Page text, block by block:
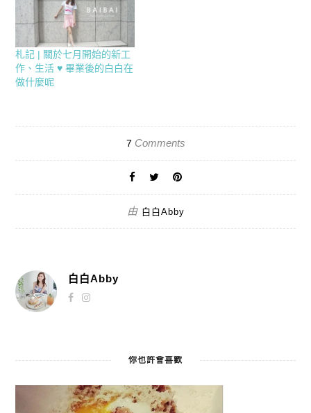
札記 | 關於七月開始的新工
作、生活 ♥ 畢業後的白白在
做什麼呢
7 Comments
由 白白Abby
白白Abby
你也許會喜歡